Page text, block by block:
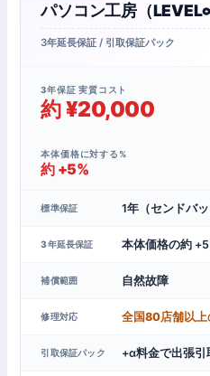
パソコン工房（
3年延長保証 / 引取保証パック
3年保証 実質コスト
約 ¥20,000
本体価格に対する%
約 +5%
標準保証 1年（センドバッ
3年延長保証 本体価格の約
補償範囲 自然故障
修理対応 全国80店舗以
引取保証パック +α料金で出張